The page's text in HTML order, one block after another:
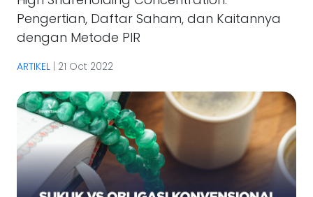
Pengertian, Daftar Saham, dan Kaitannya
dengan Metode PIR
ARTIKEL 21 Oct 2022